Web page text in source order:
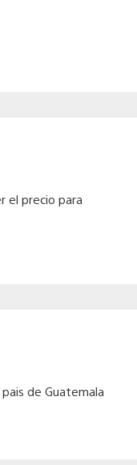
el precio para
de Guatemala